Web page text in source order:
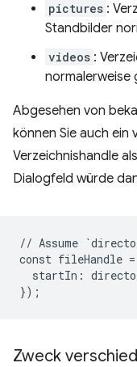
pictures :
Standbilder
videos :
normalerweise
Abgesehen von
können Sie auch
Verzeichnishandle
Dialogfeld würde
// Assume
const fileHandle =
startIn :
});
Zweck